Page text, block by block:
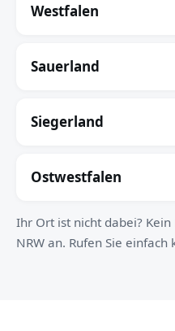
Westfalen
Sauerland
Siegerland
Ostwestfalen
Ihr Ort ist nicht dabei?
NRW an. Rufen Sie